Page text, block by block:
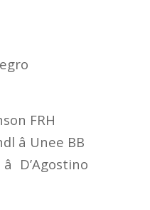
FRH
â Unee BB
D’Agostino